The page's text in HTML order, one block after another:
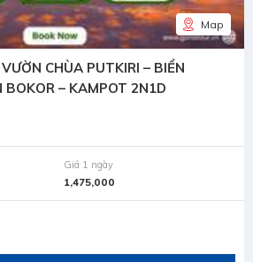
Map
CHÙA PUTKIRI – BIỂN
BOKOR – KAMPOT 2N1D
Giá 1 ngày
1,475,000